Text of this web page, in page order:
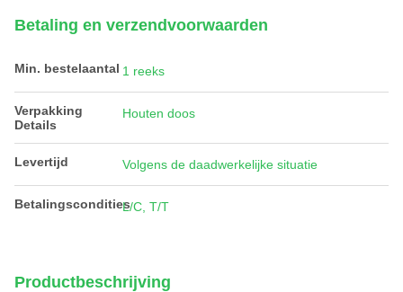
Betaling en verzendvoorwaarden
Min. bestelaantal 1 reeks
Verpakking
Details
Houten doos
Levertijd Volgens de daadwerkelijke situatie
BetalingsconditiesL/C, T/T
Productbeschrijving